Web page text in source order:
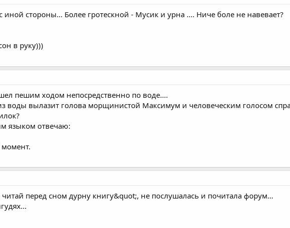
иной стороны... Более гротескной - Мусик и урна .... Ниче боле не навевает?
в руку)))
пешим ходом непосредственно по воде....
воды вылазит голова морщинистой Максимум и человеческим голосом
языком отвечаю:
момент.
перед сном дурну книгу&quot;, не послушалась и почитала форум...